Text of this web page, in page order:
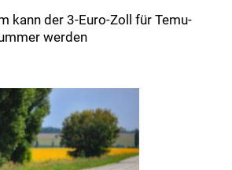
kann der 3-Euro-Zoll für Temu-
werden